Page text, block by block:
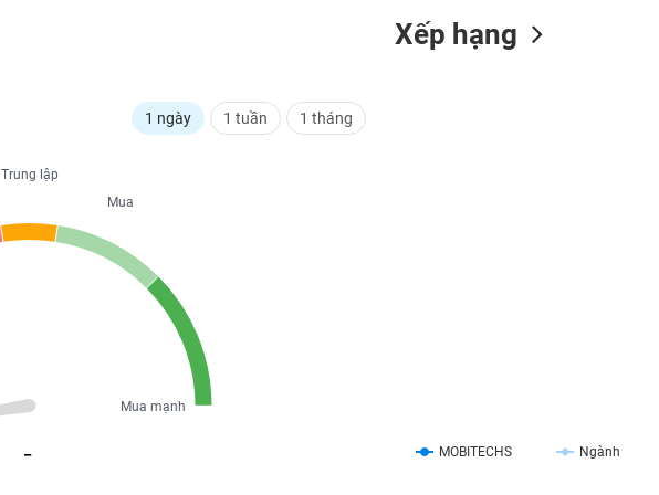
1 ngày 1 tuần 1 tháng
Trung lập
Mua
Mua mạnh
Xếp hạng
MOBITECHS Ngành